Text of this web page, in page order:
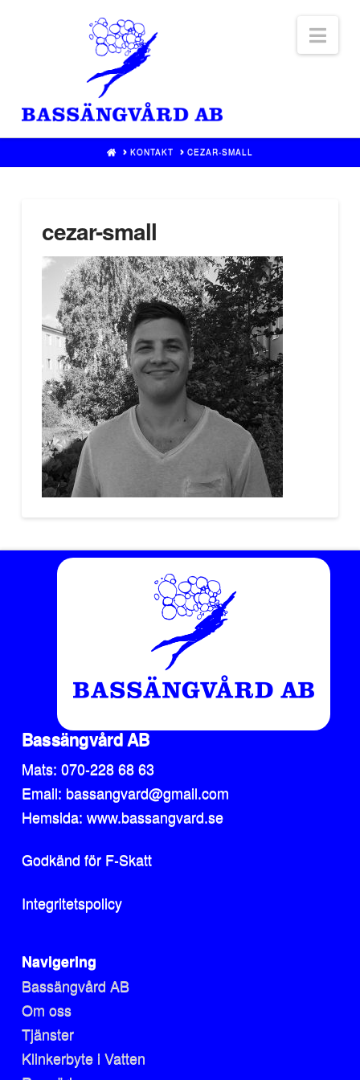
HOMEKONTAKT CEZAR-SMALL
cezar-small
Bassängvård AB
Mats: 070-228 68 63
Email: bassangvard@gmail.com
Hemsida: www.bassangvard.se
Godkänd för F-Skatt
Integritetspolicy
Navigering
Bassängvård AB
Om oss
Tjänster
Klinkerbyte i Vatten